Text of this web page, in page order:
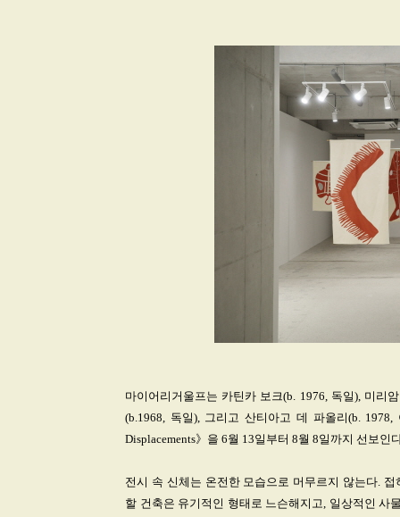
마이어리거울프는 카틴카 보크(b. 1976, 독일), 미리
(b.1968, 독일), 그리고 산티아고 데 파올리(b.
Displacements》을 6월 13일부터 8월 8일까지 선보인
전시 속 신체는 온전한 모습으로 머무르지 않는다.
할 건축은 유기적인 형태로 느슨해지고, 일상적인 사